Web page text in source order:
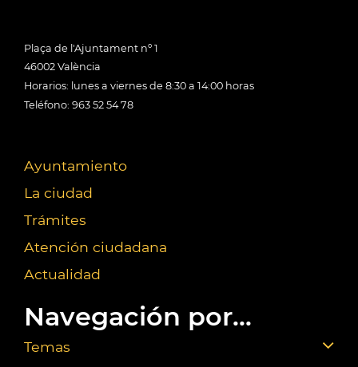
Plaça de l'Ajuntament nº 1
46002 València
Horarios: lunes a viernes de 8:30 a 14:00 horas
Teléfono: 963 52 54 78
Ayuntamiento
La ciudad
Trámites
Atención ciudadana
Actualidad
Navegación por...
Temas